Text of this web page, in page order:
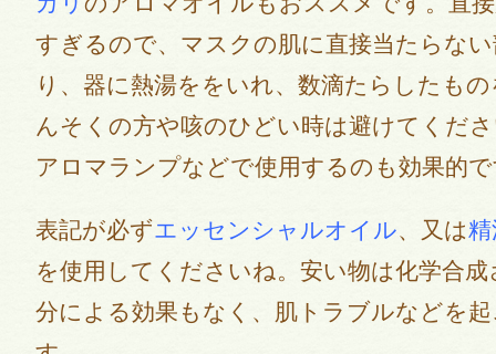
すぎるので、マスクの肌に直接当たらな
り、器に熱湯ををいれ、数滴たらしたも
んそくの方や咳のひどい時は避けてくだ
アロマランプなどで使用するのも効果的
表記が必ずエッセンシャルオイル、又は
を使用してくださいね。安い物は化学合
分による効果もなく、肌トラブルなどを